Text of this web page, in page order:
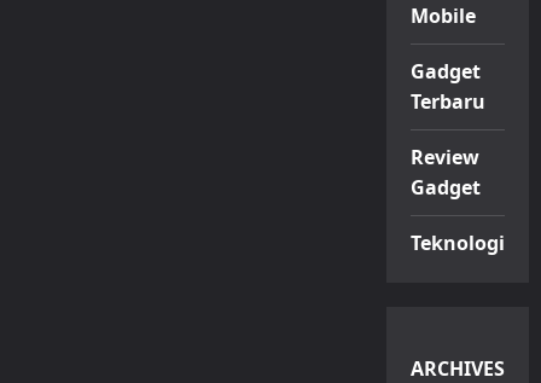
Mobile
Gadget
Terbaru
Review
Gadget
Teknologi
ARCHIVES